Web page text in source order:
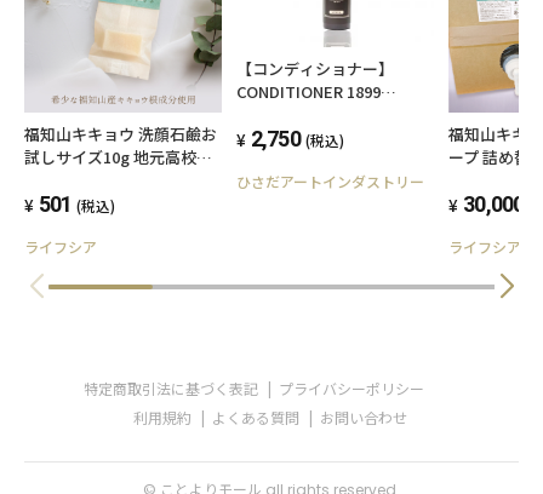
福知山キキョウ 洗顔石鹼お
試しサイズ10g 地元高校生
発品501 (税込)
ライフシア
【コンディショナー】
CONDITIONER 1899
2,750 (税込)
ひさだアートインダストリー
福知山キキ
ープ 詰め替
開発品
30,000
ライフシア
特定商取引法に基づく表記
プライバシーポリシー
利用規約
よくある質問 お問い合わせ